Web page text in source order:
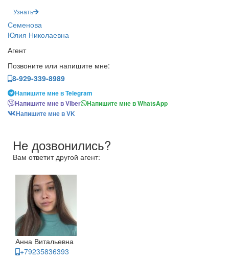
Узнать
Семенова
Юлия Николаевна
Агент
Позвоните или напишите мне:
8-929-339-8989
Напишите мне в Telegram
Напишите мне в Viber
Напишите мне в WhatsApp
Напишите мне в VK
Не дозвонились?
Вам ответит другой агент:
Анна Витальевна
+79235836393